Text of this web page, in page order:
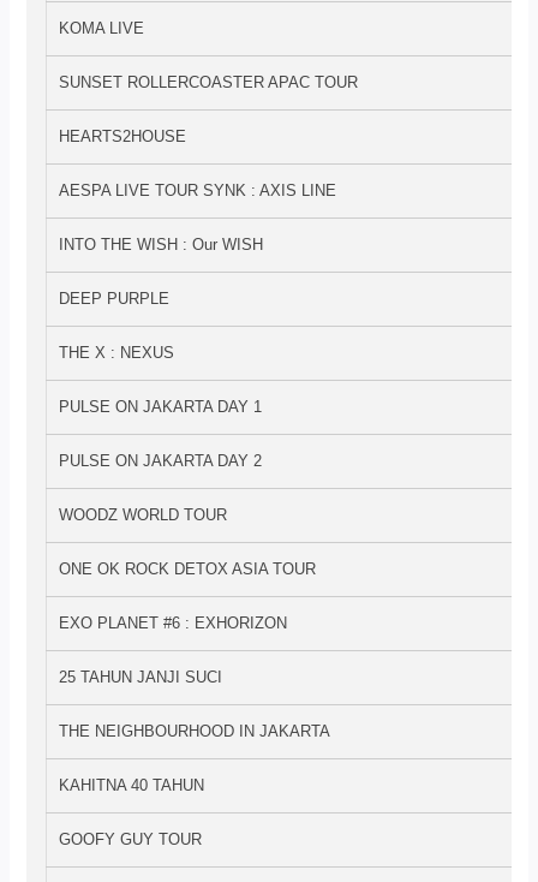
KOMA LIVE
SUNSET ROLLERCOASTER APAC TOUR
HEARTS2HOUSE
AESPA LIVE TOUR SYNK : AXIS LINE
INTO THE WISH : Our WISH
DEEP PURPLE
THE X : NEXUS
PULSE ON JAKARTA DAY 1
PULSE ON JAKARTA DAY 2
WOODZ WORLD TOUR
ONE OK ROCK DETOX ASIA TOUR
EXO PLANET #6 : EXHORIZON
25 TAHUN JANJI SUCI
THE NEIGHBOURHOOD IN JAKARTA
KAHITNA 40 TAHUN
GOOFY GUY TOUR